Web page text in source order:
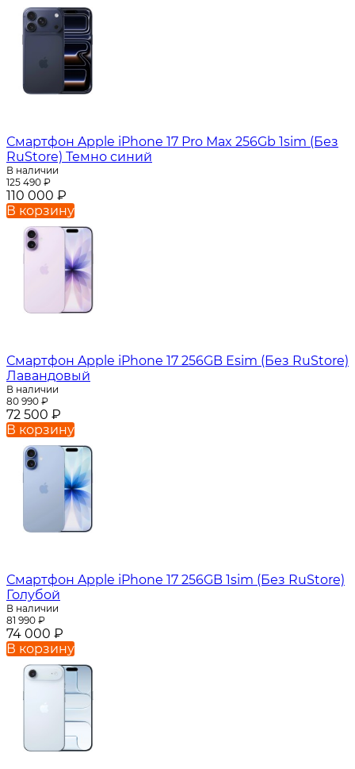
Смартфон Apple iPhone 17 Pro Max 256Gb 1sim (Без
RuStore) Темно синий
В наличии
125 490 ₽
110 000 ₽
В корзину
Смартфон Apple iPhone 17 256GB Esim (Без RuStore)
Лавандовый
В наличии
80 990 ₽
72 500 ₽
В корзину
Смартфон Apple iPhone 17 256GB 1sim (Без RuStore)
Голубой
В наличии
81 990 ₽
74 000 ₽
В корзину